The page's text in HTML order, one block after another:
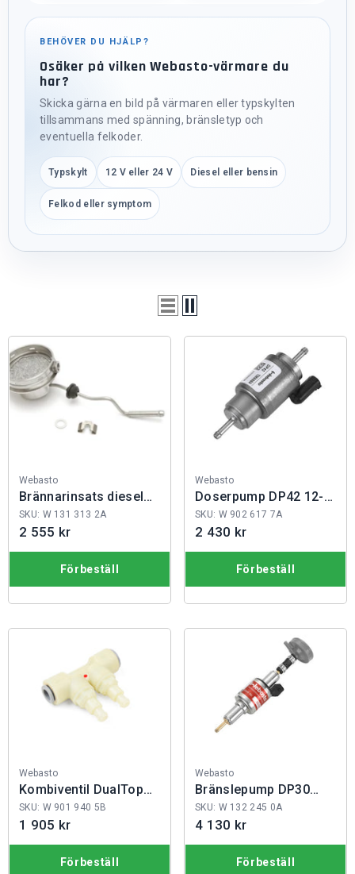
BEHÖVER DU HJÄLP?
Osäker på vilken Webasto-värmare du
har?
Skicka gärna en bild på värmaren eller typskylten
tillsammans med spänning, bränsletyp och
eventuella felkoder.
Typskylt 12 V eller 24 V Diesel eller bensin
Felkod eller symptom
Fabrikat:
Webasto
Brännarinsats diesel
AT39/5500
SKU: W 131 313 2A
2 555 kr
Förbeställ
Fabrikat:
Webasto
Doserpump DP42 12-
24V
SKU: W 902 617 7A
2 430 kr
Förbeställ
Fabrikat:
Webasto
Kombiventil DualTop
RHA
SKU: W 901 940 5B
1 905 kr
Förbeställ
Fabrikat:
Webasto
Bränslepump DP30
12V
SKU: W 132 245 0A
4 130 kr
Förbeställ